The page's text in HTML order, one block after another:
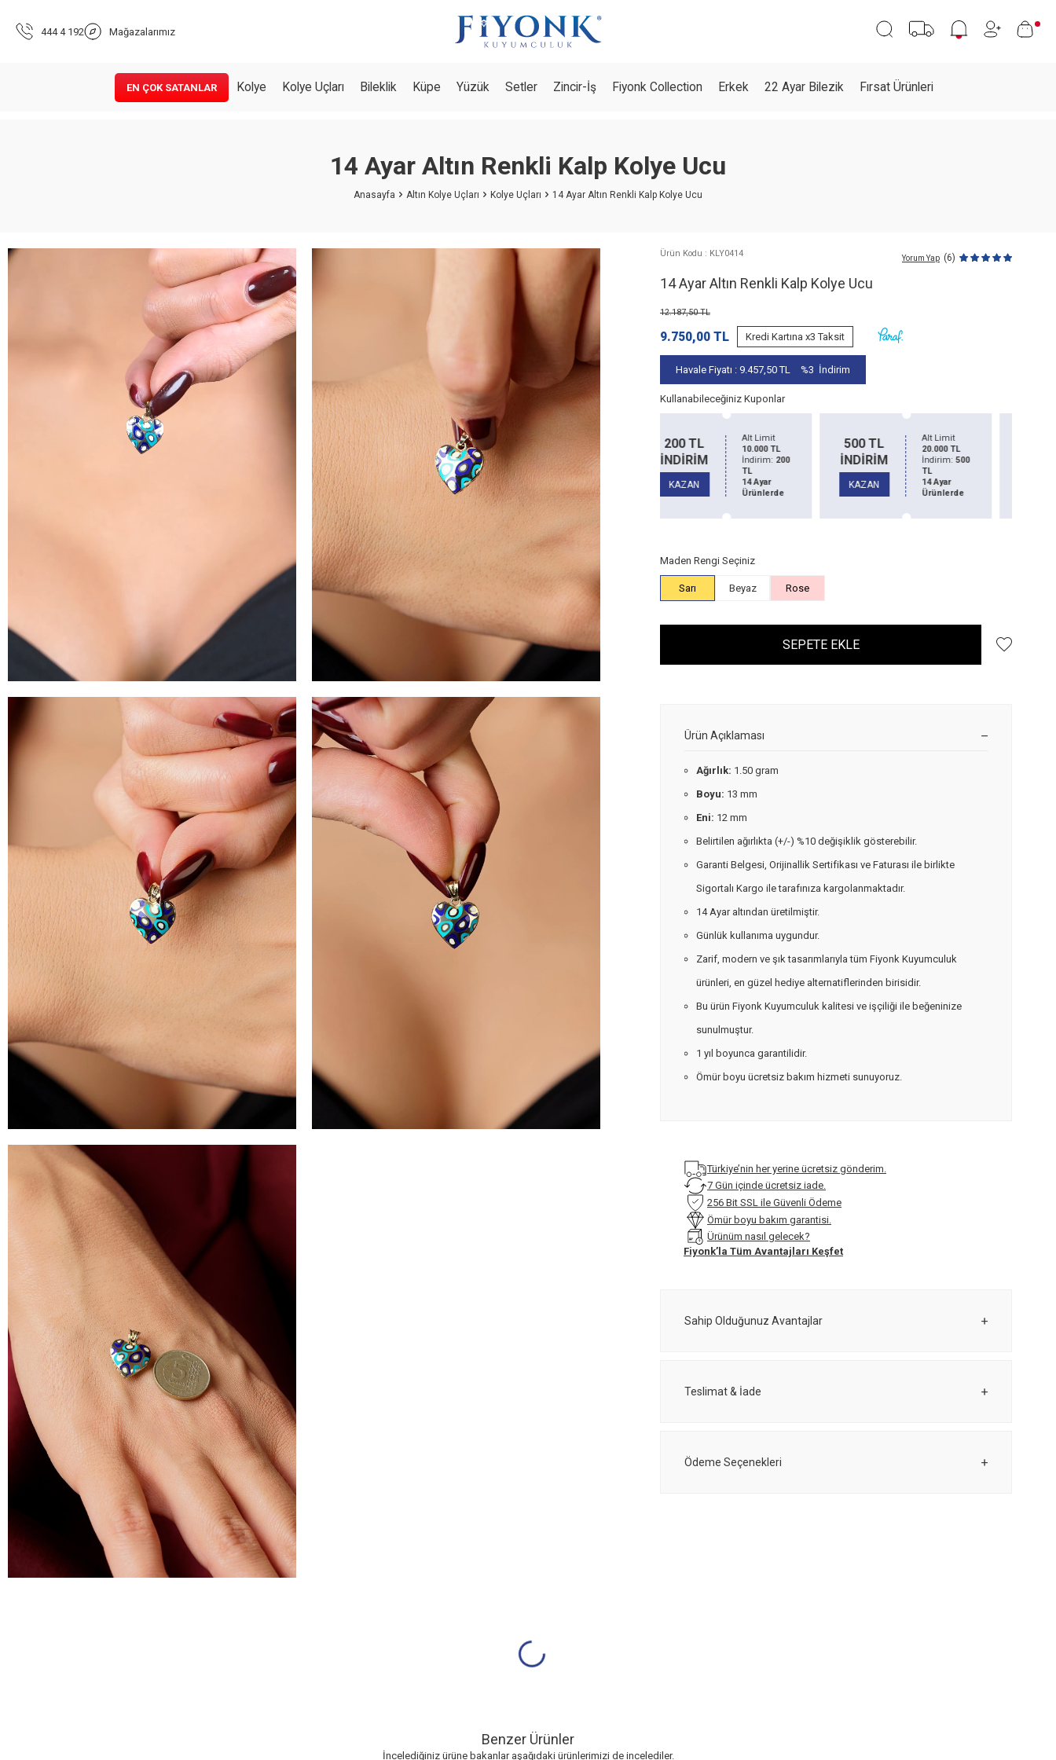
444 4 192 Mağazalarımız
EN ÇOK SATANLAR Kolye Kolye Uçları Bileklik Küpe Yüzük Setler Zincir-İş Fiyonk Collection Erkek 22 Ayar Bilezik Fırsat Ürünleri
14 Ayar Altın Renkli Kalp Kolye Ucu
Anasayfa Altın Kolye Uçları Kolye Uçları 14 Ayar Altın Renkli Kalp Kolye Ucu
Ürün Kodu : KLY0414 Yorum Yap (6)
14 Ayar Altın Renkli Kalp Kolye Ucu
12.187,50TL
9.750,00 TL Kredi Kartına x3 Taksit
Havale Fiyatı : 9.457,50TL %3 İndirim
Kullanabileceğiniz Kuponlar
100 TL
İNDİRİM
KAZAN
Alt Limit
5.000
İndirim:100
14 Ayar
Ürünlerde
200 TL
İNDİRİM
KAZAN
Alt Limit
10.000 TL
İndirim:
TL
14 Ayar
Ürünlerde
500 TL
İNDİRİM
KAZAN
Alt Limit
20.000 TL
İndirim:
14 Ayar
Ürünlerde
1500 TL
İNDİRİM
KAZAN
Alt Limit
50.000 TL
İndirim:
14 Ayar
Ürünlerde
Maden Rengi Seçiniz
Sarı Beyaz Rose
SEPETE EKLE
Ürün Açıklaması
Ağırlık: 1.50 gram
Boyu: 13 mm
Eni: 12 mm
Belirtilen ağırlıkta (+/-) %10 değişiklik gösterebilir.
Garanti Belgesi, Orijinallik Sertifikası ve Faturası ile birlikte
Sigortalı Kargo ile tarafınıza kargolanmaktadır.
14 Ayar altından üretilmiştir.
Günlük kullanıma uygundur.
Zarif, modern ve şık tasarımlarıyla tüm Fiyonk Kuyumculuk
ürünleri, en güzel hediye alternatiflerinden birisidir.
Bu ürün Fiyonk Kuyumculuk kalitesi ve işçiliği ile beğeninize
sunulmuştur.
1 yıl boyunca garantilidir.
Ömür boyu ücretsiz bakım hizmeti sunuyoruz.
Türkiye’nin her yerine ücretsiz gönderim.
7 Gün içinde ücretsiz iade.
256 Bit SSL ile Güvenli Ödeme
Ömür boyu bakım garantisi.
Ürünüm nasıl gelecek?
Fiyonk’la Tüm Avantajları Keşfet
Sahip Olduğunuz Avantajlar
Teslimat & İade
Ödeme Seçenekleri
Benzer Ürünler
İncelediğiniz ürüne bakanlar aşağıdaki ürünlerimizi de incelediler.